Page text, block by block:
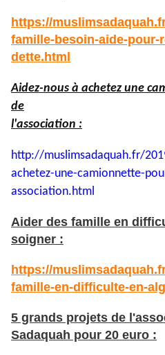
https://
famille-besoin-aide-pour-
dette.html
Aidez-nous à achetez une
de
l'association :
http://muslimsadaquah.fr/
achetez-une-camionnette-
association.html
Aider des famille en
soigner :
https://
famille-en-difficulte-en-
5 grands projets de
Sadaquah pour 20 euro :